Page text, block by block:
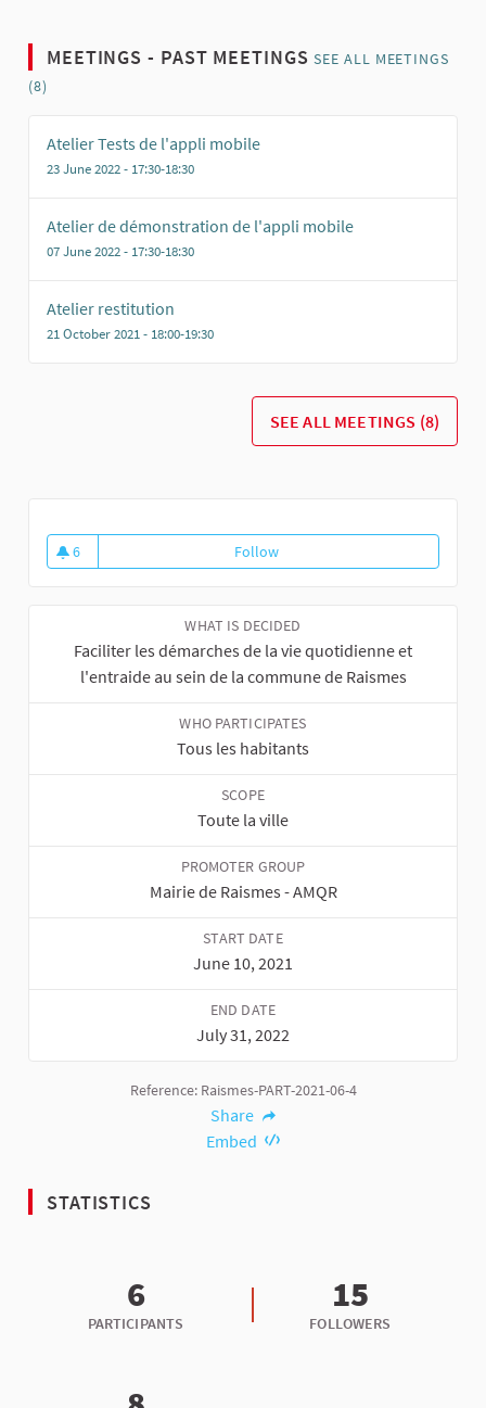
MEETINGS - PAST MEETINGSSEE ALL MEETINGS
(8)
Atelier Tests de l'appli mobile
23 June 2022 - 17:30-18:30
Atelier de démonstration de l'appli mobile
07 June 2022 - 17:30-18:30
Atelier restitution
21 October 2021 - 18:00-19:30
SEE ALL MEETINGS (8)
6
6 followers
FollowCréation de l'appli mobile de
WHAT IS DECIDED
Faciliter les démarches de la vie quotidienne et
l'entraide au sein de la commune de Raismes
WHO PARTICIPATES
Tous les habitants
SCOPE
Toute la ville
PROMOTER GROUP
Mairie de Raismes - AMQR
START DATE
June 10, 2021
END DATE
July 31, 2022
Reference: Raismes-PART-2021-06-4
Share
Embed
STATISTICS
6
PARTICIPANTS
15
FOLLOWERS